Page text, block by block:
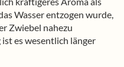
Wasser entzogen wurde,
Zwiebel nahezu
es wesentlich länger